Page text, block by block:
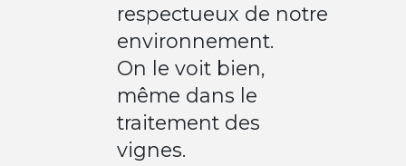
respectueux de notre
environnement.
On le voit bien,
même dans le
traitement des
vignes.